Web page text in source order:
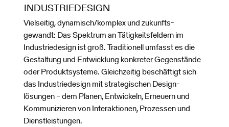
INDUSTRIEDESIGN
Vielseitig, dynamisch/komplex und zukunfts-
gewandt: Das Spektrum an Tätigkeitsfeldern im
Industriedesign ist groß. Traditionell umfasst es die
Gestaltung und Entwicklung konkreter Gegenstände
oder Produktsysteme. Gleichzeitig beschäftigt sich
das Industriedesign mit strategischen Design-
lösungen – dem Planen, Entwickeln, Erneuern und
Kommunizieren von Interaktionen, Prozessen und
Dienstleistungen.